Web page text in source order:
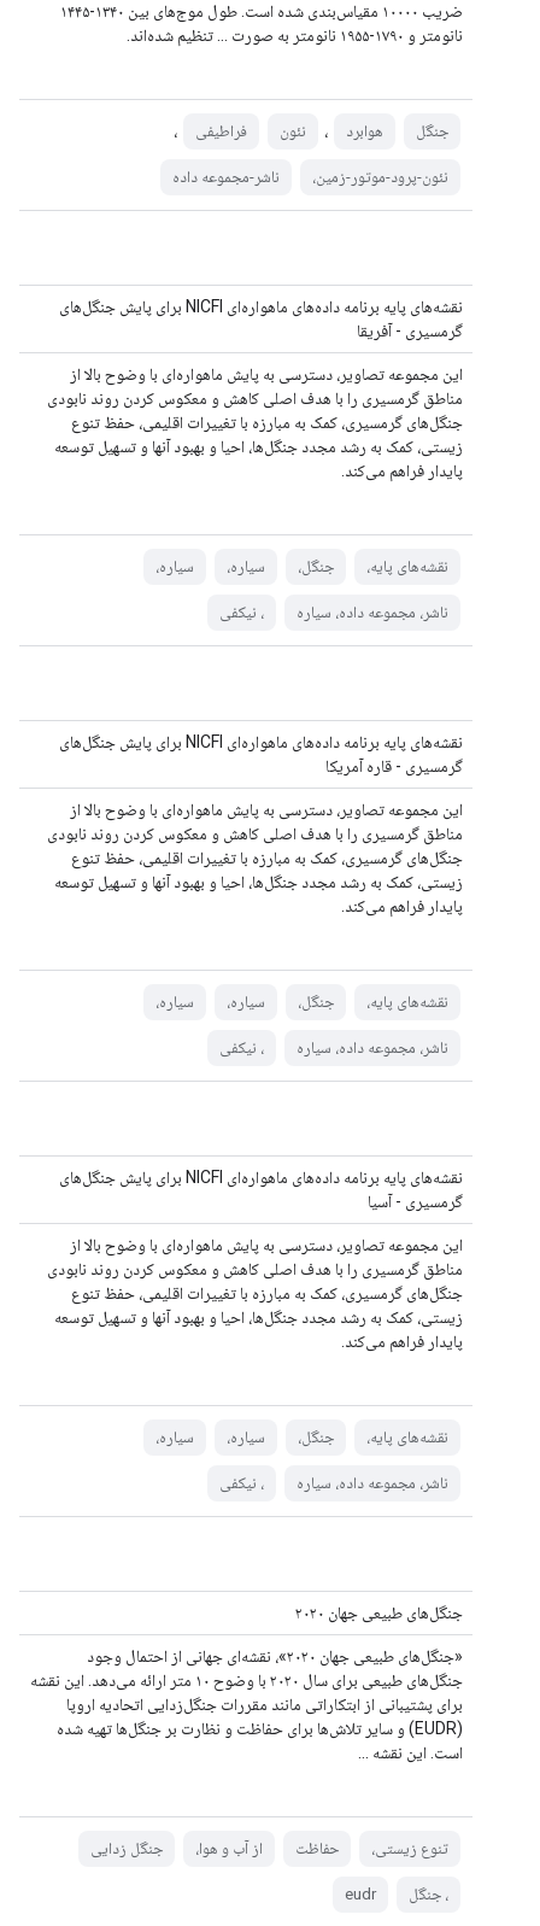
ضریب ۱۰۰۰۰ مقیاس‌بندی شده است. طول موج‌های بین ۱۳۴۰-۱۴۴۵
نانومتر و ۱۷۹۰-۱۹۵۵ نانومتر به صورت ... تنظیم شده‌اند.
جنگل هوابرد ، نئون فراطیفی ،
نئون-پرود-موتور-زمین، ناشر-مجموعه داده
نقشه‌های پایه برنامه داده‌های ماهواره‌ای NICFI برای پایش جنگل‌های
گرمسیری - آفریقا
این مجموعه تصاویر، دسترسی به پایش ماهواره‌ای با وضوح بالا از
مناطق گرمسیری را با هدف اصلی کاهش و معکوس کردن روند نابودی
جنگل‌های گرمسیری، کمک به مبارزه با تغییرات اقلیمی، حفظ تنوع
زیستی، کمک به رشد مجدد جنگل‌ها، احیا و بهبود آنها و تسهیل توسعه
پایدار فراهم می‌کند.
نقشه‌های پایه، جنگل، سیاره، سیاره،
ناشر، مجموعه داده، سیاره ، نیکفی
نقشه‌های پایه برنامه داده‌های ماهواره‌ای NICFI برای پایش جنگل‌های
گرمسیری - قاره آمریکا
این مجموعه تصاویر، دسترسی به پایش ماهواره‌ای با وضوح بالا از
مناطق گرمسیری را با هدف اصلی کاهش و معکوس کردن روند نابودی
جنگل‌های گرمسیری، کمک به مبارزه با تغییرات اقلیمی، حفظ تنوع
زیستی، کمک به رشد مجدد جنگل‌ها، احیا و بهبود آنها و تسهیل توسعه
پایدار فراهم می‌کند.
نقشه‌های پایه، جنگل، سیاره، سیاره،
ناشر، مجموعه داده، سیاره ، نیکفی
نقشه‌های پایه برنامه داده‌های ماهواره‌ای NICFI برای پایش جنگل‌های
گرمسیری - آسیا
این مجموعه تصاویر، دسترسی به پایش ماهواره‌ای با وضوح بالا از
مناطق گرمسیری را با هدف اصلی کاهش و معکوس کردن روند نابودی
جنگل‌های گرمسیری، کمک به مبارزه با تغییرات اقلیمی، حفظ تنوع
زیستی، کمک به رشد مجدد جنگل‌ها، احیا و بهبود آنها و تسهیل توسعه
پایدار فراهم می‌کند.
نقشه‌های پایه، جنگل، سیاره، سیاره،
ناشر، مجموعه داده، سیاره ، نیکفی
جنگل‌های طبیعی جهان ۲۰۲۰
«جنگل‌های طبیعی جهان ۲۰۲۰»، نقشه‌ای جهانی از احتمال وجود
جنگل‌های طبیعی برای سال ۲۰۲۰ با وضوح ۱۰ متر ارائه می‌دهد. این نقشه
برای پشتیبانی از ابتکاراتی مانند مقررات جنگل‌زدایی اتحادیه اروپا
(EUDR) و سایر تلاش‌ها برای حفاظت و نظارت بر جنگل‌ها تهیه شده
است. این نقشه ...
تنوع زیستی، حفاظت از آب و هوا، جنگل زدایی
، جنگل eudr